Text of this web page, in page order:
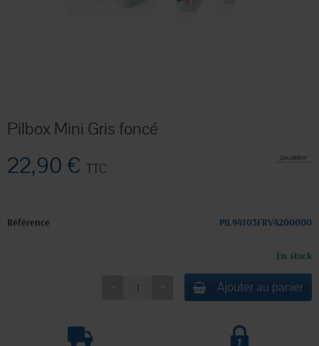
Pilbox Mini Gris foncé
22,90 € TTC
Référence PIL94103FRV4200000
En stock
Ajouter au panier